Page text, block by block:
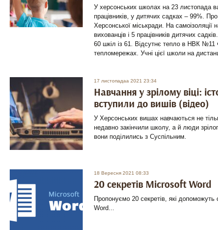
У херсонських школах на 23 листопада
працівників, у дитячих садках – 99%.
Херсонської міськради. На самоізоляції
вихованців і 5 працівників дитячих
60 шкіл із 61. Відсутнє тепло в НВК №11
тепломережах. Учні цієї школи на
17 листопадаа 2021 23:34
Навчання у зрілому віці:
вступили до вишів (відео)
У Херсонських вишах навчаються не
недавно закінчили школу, а й люди
вони поділились з Суспільним.
18 Вересня 2021 08:33
20 секретів Microsoft Word
Пропонуємо 20 секретів, які
Word...